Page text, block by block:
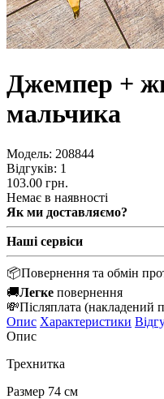
Джемпер +
мальчика
Модель: 208844
Відгуків: 1
103.00 грн.
Немає в наявності
Як ми доставляємо?
Наші сервіси
📦Повернення та обмін
🚚Легке повернення
💸Післяплата (накладений
Опис Характеристики
Опис
Трехнитка
Размер 74 см